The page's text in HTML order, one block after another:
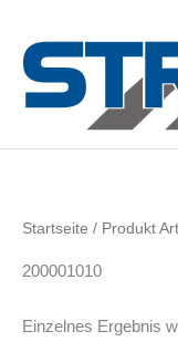
Inhalt
springen
Startseite / Produkt
200001010
Einzelnes Ergebnis